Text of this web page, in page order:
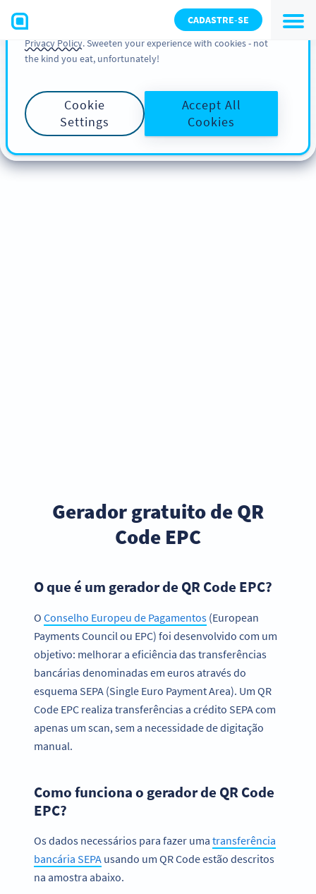
CADASTRE-SE
Gerador gratuito de QR
Code EPC
O que é um gerador de QR Code EPC?
O Conselho Europeu de Pagamentos (European
Payments Council ou EPC) foi desenvolvido com um
objetivo: melhorar a eficiência das transferências
bancárias denominadas em euros através do
esquema SEPA (Single Euro Payment Area). Um QR
Code EPC realiza transferências a crédito SEPA com
apenas um scan, sem a necessidade de digitação
manual.
Como funciona o gerador de QR Code
EPC?
Os dados necessários para fazer uma transferência
bancária SEPA usando um QR Code estão descritos
na amostra abaixo.
You can also find more information about cookies, our
analytic activities and your rights in ourCookie Policy and
Privacy Policy. Sweeten your experience with cookies - not
the kind you eat, unfortunately!
Cookie
Settings
Accept All
Cookies